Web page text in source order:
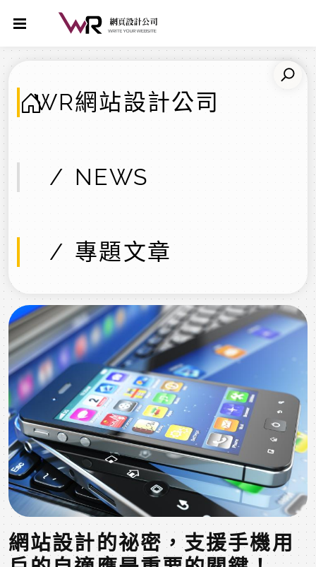
WR網站設計公司
NEWS
專題文章
網站設計的祕密，支援手機用